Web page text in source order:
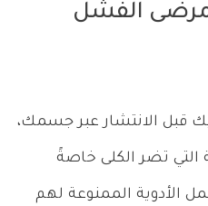
لمرضى الفشل
قبل الانتشار عبر جسمك،
التي تضر الكلى خاصةً
الأدوية الممنوعة لهم